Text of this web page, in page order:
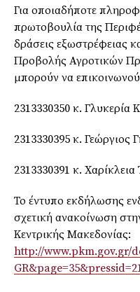
Για οποιαδήποτε
πρωτοβουλία της
δράσεις εξωστρέφειας
Προβολής Αγροτικών
μπορούν να
2313330350 κ. Γλυκερία
2313330395 κ. Γεώργιος
2313330391 κ.
Το έντυπο εκδήλωσης
σχετική ανακοίνωση
Κεντρικής Μακεδονίας:
http://www.pkm.gov.gr/